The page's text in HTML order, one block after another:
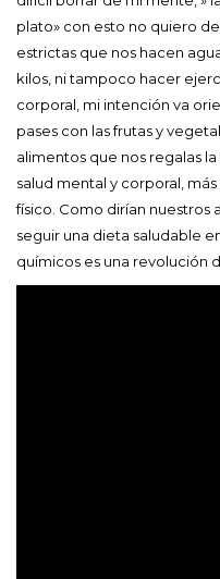
plato» con esto no quiero
estrictas que nos hacen
kilos, ni tampoco hacer
corporal, mi intención va
pases con las frutas y
alimentos que nos regalas
salud mental y corporal,
físico. Como dirían nuestros
seguir una dieta saludable
químicos es una revolución